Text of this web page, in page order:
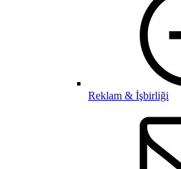
Reklam & İşbirliği